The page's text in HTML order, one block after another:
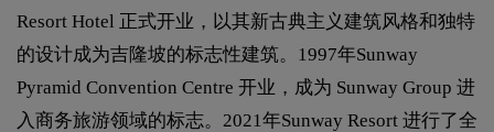
Resort Hotel 正式开业，以其新古典主义建筑风格和独特
的设计成为吉隆坡的标志性建筑。1997年Sunway
Pyramid Convention Centre 开业，成为 Sunway Group 进
入商务旅游领域的标志。2021年Sunway Resort 进行了全